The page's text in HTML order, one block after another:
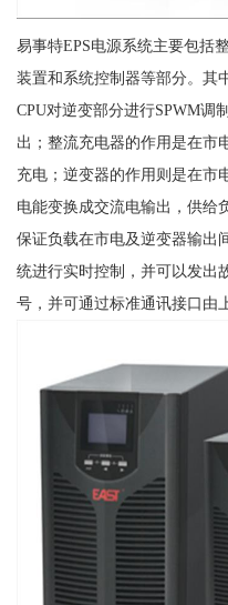
易事特EPS电源系统主要包括
装置和系统控制器等部分。其
CPU对逆变部分进行SPWM调
出；整流充电器的作用是在市
充电；逆变器的作用则是在市
电能变换成交流电输出，供给
保证负载在市电及逆变器输出
统进行实时控制，并可以发出
号，并可通过标准通讯接口由